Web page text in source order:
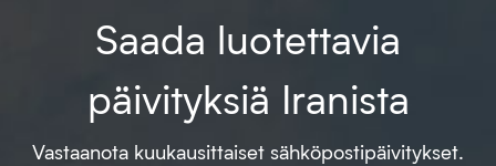
Saada luotettavia
päivityksiä Iranista
Vastaanota kuukausittaiset sähköpostipäivitykset.